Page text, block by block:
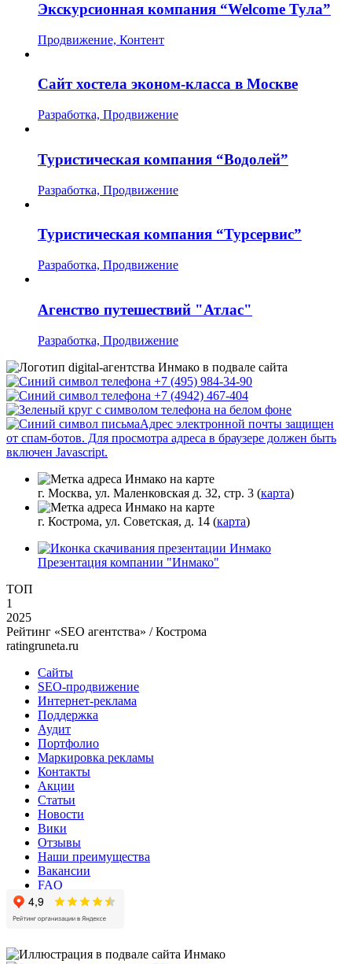
Экскурсионная компания “Welcome Тула”
Продвижение, Контент
Сайт хостела эконом-класса в Москве
Разработка, Продвижение
Туристическая компания “Водолей”
Разработка, Продвижение
Туристическая компания “Турсервис”
Разработка, Продвижение
Агенство путешествий "Атлас"
Разработка, Продвижение
+7 (495) 984-34-90
+7 (4942) 467-404
Адрес электронной почты защищен
от спам-ботов. Для просмотра адреса в браузере должен быть
включен Javascript.
г. Москва, ул. Маленковская д. 32, стр. 3 (карта)
г. Кострома, ул. Советская, д. 14 (карта)
Презентация компании "Инмако"
ТОП
1
2025
Рейтинг «SEO агентства» / Кострома
ratingruneta.ru
Сайты
SEO-продвижение
Интернет-реклама
Поддержка
Аудит
Портфолио
Маркировка рекламы
Контакты
Акции
Статьи
Новости
Вики
Отзывы
Наши преимущества
Вакансии
FAQ